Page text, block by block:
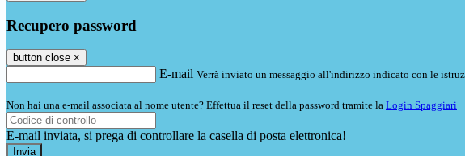
Recupero password
button close ×
E-mail Verrà inviato un messaggio all'indirizzo indicato con le
Non hai una e-mail associata al nome utente? Effettua il reset della password tramite la Login Spaggiari
E-mail inviata, si prega di controllare la casella di posta elettronica!